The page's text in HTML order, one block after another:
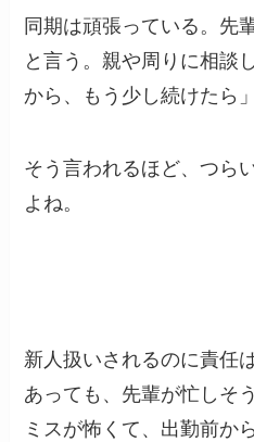
同期は頑張っている。先
と言う。親や周りに相談
から、もう少し続けたら
そう言われるほど、つら
よね。
新人扱いされるのに責任
あっても、先輩が忙しそ
ミスが怖くて、出勤前か